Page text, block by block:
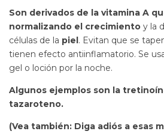
Son derivados de la vitamina A
normalizando el crecimiento y la
células de la piel. Evitan que se
tienen efecto antiinflamatorio. Se
gel o loción por la noche.
Algunos ejemplos son la
tazaroteno.
(Vea también: Diga adiós a esas